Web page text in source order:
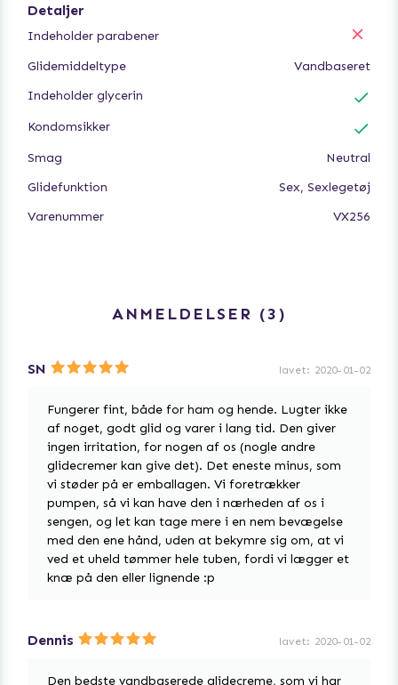
Detaljer
Indeholder parabener
Glidemiddeltype
Vandbaseret
Indeholder glycerin
Kondomsikker
Smag
Neutral
Glidefunktion
Sex, Sexlegetøj
Varenummer
VX256
ANMELDELSER 3
SN lavet: 2020-01-02
Fungerer fint, både for ham og hende. Lugter ikke
af noget, godt glid og varer i lang tid. Den giver
ingen irritation, for nogen af os (nogle andre
glidecremer kan give det). Det eneste minus, som
vi støder på er emballagen. Vi foretrækker
pumpen, så vi kan have den i nærheden af os i
sengen, og let kan tage mere i en nem bevægelse
med den ene hånd, uden at bekymre sig om, at vi
ved et uheld tømmer hele tuben, fordi vi lægger et
knæ på den eller lignende :p
Dennis lavet: 2020-01-02
Den bedste vandbaserede glidecreme, som vi har